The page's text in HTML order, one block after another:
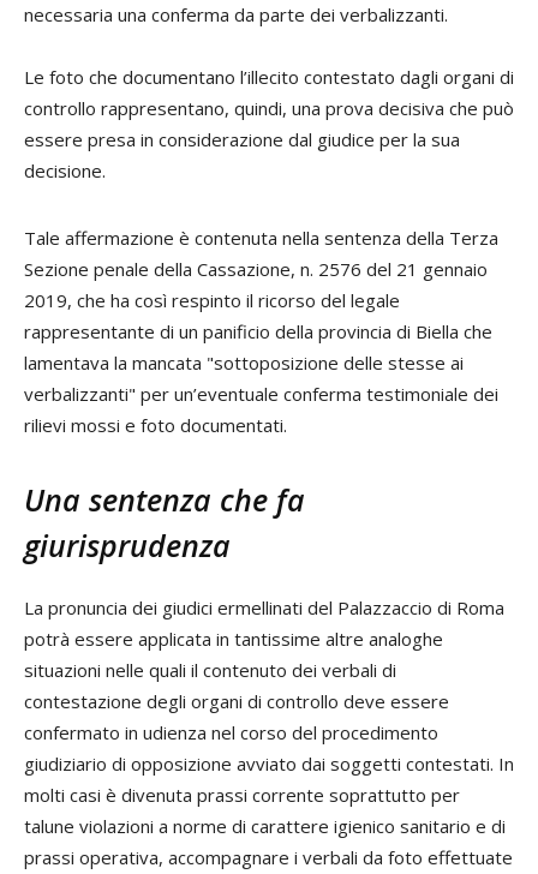
necessaria una conferma da parte dei verbalizzanti.
Le foto che documentano l’illecito contestato dagli organi di
controllo rappresentano, quindi, una prova decisiva che può
essere presa in considerazione dal giudice per la sua
decisione.
Tale affermazione è contenuta nella sentenza della Terza
Sezione penale della Cassazione, n. 2576 del 21 gennaio
2019, che ha così respinto il ricorso del legale
rappresentante di un panificio della provincia di Biella che
lamentava la mancata "sottoposizione delle stesse ai
verbalizzanti" per un’eventuale conferma testimoniale dei
rilievi mossi e foto documentati.
Una sentenza che fa
giurisprudenza
La pronuncia dei giudici ermellinati del Palazzaccio di Roma
potrà essere applicata in tantissime altre analoghe
situazioni nelle quali il contenuto dei verbali di
contestazione degli organi di controllo deve essere
confermato in udienza nel corso del procedimento
giudiziario di opposizione avviato dai soggetti contestati. In
molti casi è divenuta prassi corrente soprattutto per
talune violazioni a norme di carattere igienico sanitario e di
prassi operativa, accompagnare i verbali da foto effettuate